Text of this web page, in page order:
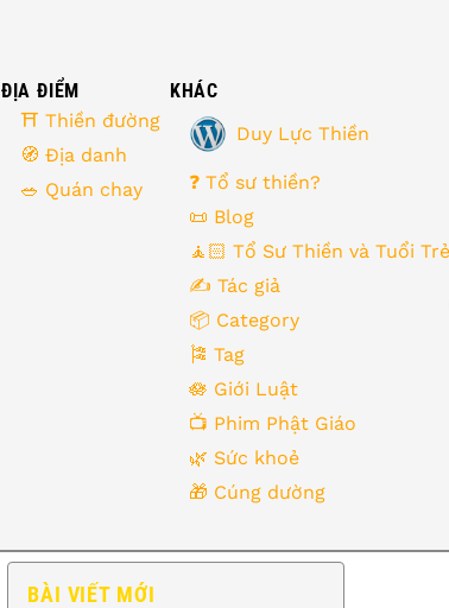
ĐỊA ĐIỂM
⛩ Thiền đường
🧭 Địa danh
🥗 Quán chay
KHÁC
Duy Lực Thiền
❓ Tổ sư thiền?
📜 Blog
🧘🏻 Tổ Sư Thiền và Tuổi Trẻ
✍️ Tác giả
📦 Category
🎏 Tag
🪷 Giới Luật
📺 Phim Phật Giáo
🌿️ Sức khoẻ
🎁️ Cúng dường
➤
BÀI VIẾT MỚI